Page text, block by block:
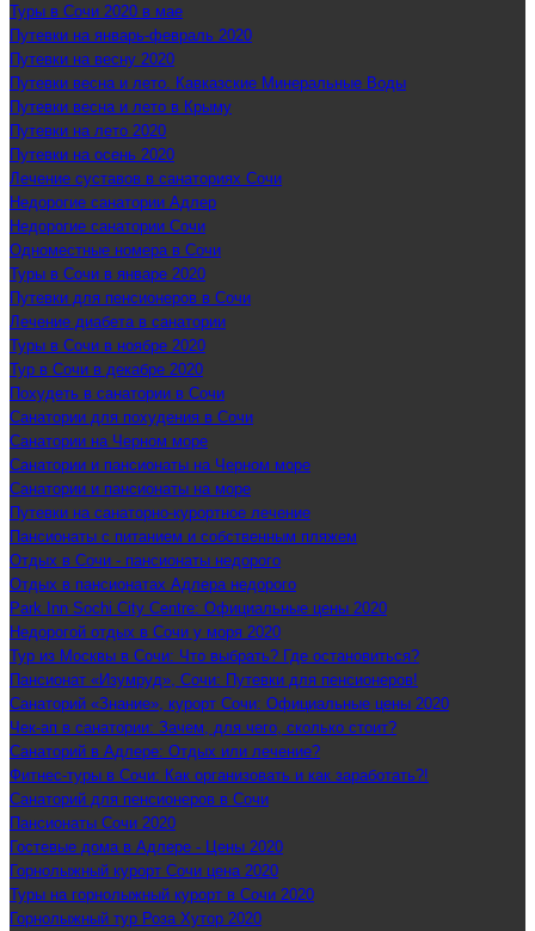
Туры в Сочи 2020 в мае
Путевки на январь-февраль 2020
Путевки на весну 2020
Путевки весна и лето. Кавказские Минеральные Воды
Путевки весна и лето в Крыму
Путевки на лето 2020
Путевки на осень 2020
Лечение суставов в санаториях Сочи
Недорогие санатории Адлер
Недорогие санатории Сочи
Одноместные номера в Сочи
Туры в Сочи в январе 2020
Путевки для пенсионеров в Сочи
Лечение диабета в санатории
Туры в Сочи в ноябре 2020
Тур в Сочи в декабре 2020
Похудеть в санатории в Сочи
Санатории для похудения в Сочи
Санатории на Черном море
Санатории и пансионаты на Черном море
Санатории и пансионаты на море
Путевки на санаторно-курортное лечение
Пансионаты с питанием и собственным пляжем
Отдых в Сочи - пансионаты недорого
Отдых в пансионатах Адлера недорого
Park Inn Sochi City Centre: Официальные цены 2020
Недорогой отдых в Сочи у моря 2020
Тур из Москвы в Сочи: Что выбрать? Где остановиться?
Пансионат «Изумруд», Сочи: Путевки для пенсионеров!
Санаторий «Знание», курорт Сочи: Официальные цены 2020
Чек-ап в санатории: Зачем, для чего, сколько стоит?
Санаторий в Адлере: Отдых или лечение?
Фитнес-туры в Сочи: Как организовать и как заработать?!
Санаторий для пенсионеров в Сочи
Пансионаты Сочи 2020
Гостевые дома в Адлере - Цены 2020
Горнолыжный курорт Сочи цена 2020
Туры на горнолыжный курорт в Сочи 2020
Горнолыжный тур Роза Хутор 2020